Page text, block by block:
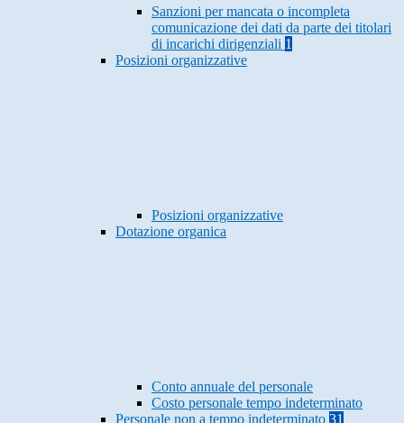
Sanzioni per mancata o incompleta
comunicazione dei dati da parte dei titolari
di incarichi dirigenziali 1
Posizioni organizzative
Posizioni organizzative
Dotazione organica
Conto annuale del personale
Costo personale tempo indeterminato
Personale non a tempo indeterminato 31